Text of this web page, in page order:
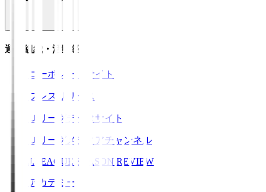
運営組織・活動紹介
コーポレートサイト
プレスリリース
Ｊリーグデータサイト
Ｊリーグメディアチャンネル
J.LEAGUE SEASON REVIEW
アカデミー